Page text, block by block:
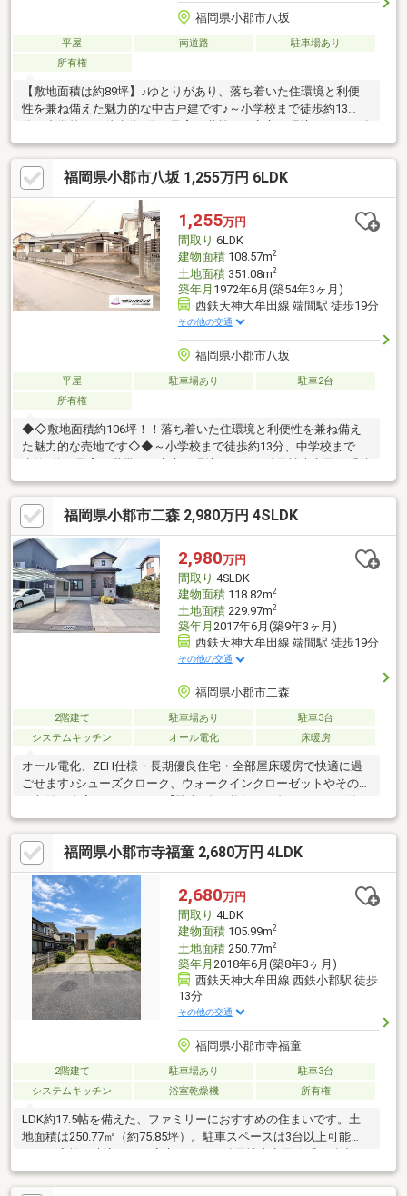
福岡県小郡市八坂
平屋 南道路
駐車場あり
所有権
【敷地面積は約89坪】♪ゆとりがあり、落ち着いた住環境と利便
性を兼ね備えた魅力的な中古戸建です♪～小学校まで徒歩約13
天神大牟田線「端間」駅まで徒歩約19分。通勤・通学にも便利な
立地です！心地よい陽光と爽やかな風を感じながら、ご家族それ
ぞれの幸せな暮らしを育む住まいづくりを、ここから始めてみま
せんか？※本物件は現況でのお引渡しとなります。【イオンハウ
ジング イオンモール筑紫野店】は年中無休なので内覧随時受付中
です♪
福岡県小郡市八坂 1,255万円 6LDK
1,255万円
間取り 6LDK
建物面積108.57m2
土地面積351.08m2
築年月 1972年6月(築54年3ヶ月)
西鉄天神大牟田線 端間駅 徒歩19分
その他の交通
福岡県小郡市八坂
平屋 駐車場あり
駐車2台
所有権
◆◇敷地面積約106坪！！落ち着いた住環境と利便性を兼ね備え
た魅力的な売地です◇◆～小学校まで徒歩約13分、中学校まで徒
間」駅まで徒歩約19分。通勤・通学にも便利な立地です！心地よ
い陽光と爽やかな風を感じながら、ご家族それぞれの幸せな暮ら
しを育む住まいづくりを、ここから始めてみませんか？※本物件
は現況でのお引渡しとなります。確定測量は売主負担です。【イ
オンハウジング イオンモール筑紫野店】は年中無休なので内覧随
時受付中です♪
福岡県小郡市二森 2,980万円 4SLDK
2,980万円
間取り 4SLDK
建物面積118.82m2
土地面積229.97m2
築年月 2017年6月(築9年3ヶ月)
西鉄天神大牟田線 端間駅 徒歩19分
その他の交通
福岡県小郡市二森
2階建て 駐車場あり
駐車3台
システムキッチン
オール電化 床暖房
オール電化、ZEH仕様・長期優良住宅・全部屋床暖房で快適に過
ごせます♪シューズクローク、ウォークインクローゼットやその他
き！)】
福岡県小郡市寺福童 2,680万円 4LDK
2,680万円
間取り 4LDK
建物面積105.99m2
土地面積250.77m2
築年月 2018年6月(築8年3ヶ月)
西鉄天神大牟田線 西鉄小郡駅 徒歩
13分
その他の交通
福岡県小郡市寺福童
2階建て 駐車場あり
駐車3台
システムキッチン
浴室乾燥機 所有権
LDK約17.5帖を備えた、ファミリーにおすすめの住まいです。土
地面積は250.77㎡（約75.85坪）。駐車スペースは3台以上可能
郡」駅まで徒歩約12分。駅まで徒歩圏内で、通勤・通学にも便利
な立地です。小郡小学校まで約456m、小郡中学校まで約1061m